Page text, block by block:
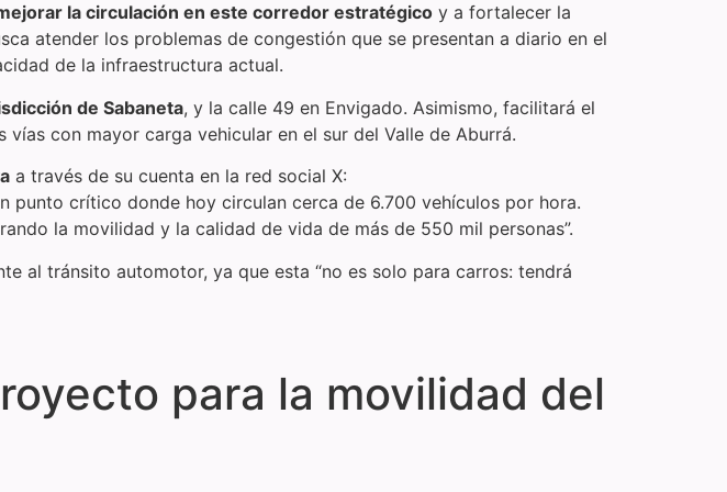
la circulación en este corredor estratégico y a fortalecer la
atender los problemas de congestión que se presentan a diario en el
de la infraestructura actual.
de Sabaneta, y la calle 49 en Envigado. Asimismo, facilitará el
con mayor carga vehicular en el sur del Valle de Aburrá.
a través de su cuenta en la red social X:
punto crítico donde hoy circulan cerca de 6.700 vehículos por hora.
la movilidad y la calidad de vida de más de 550 mil personas”.
al tránsito automotor, ya que esta “no es solo para carros: tendrá
para la movilidad del